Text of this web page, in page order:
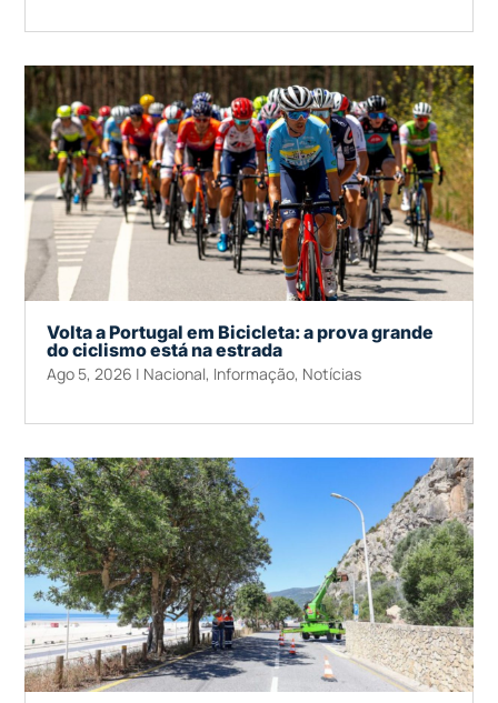
Volta a Portugal em Bicicleta: a prova grande
do ciclismo está na estrada
Ago 5, 2026 | Nacional, Informação, Notícias